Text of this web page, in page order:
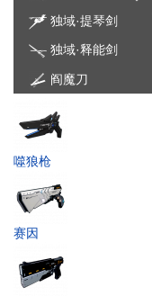
独域·提琴剑
独域·释能剑
阎魔刀
噬狼枪
赛因